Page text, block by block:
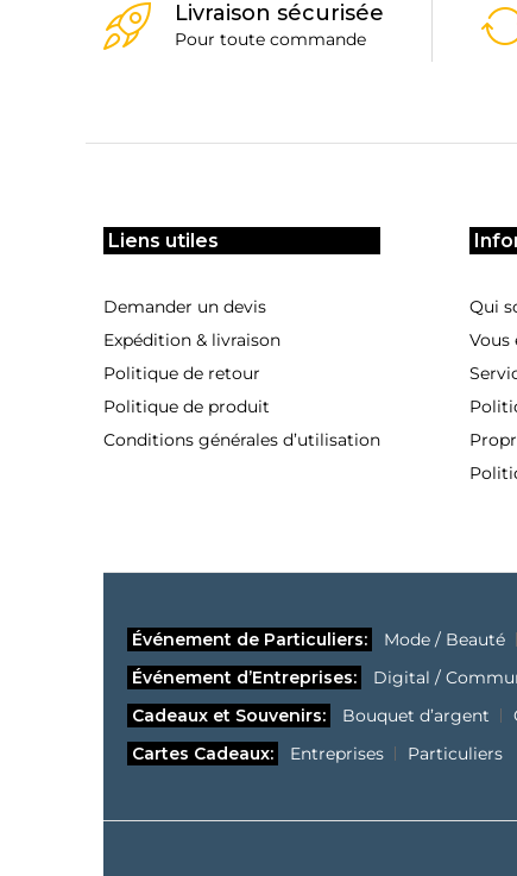
Livraison sécurisée
Pour toute commande
Liens utiles
Demander un devis
Expédition & livraison
Politique de retour
Politique de produit
Conditions générales d’utilisation
Qui
Vous
Événement de Particuliers: Mode / Beauté
Événement d’Entreprises:
Digital /
Cadeaux et Souvenirs:
Bouquet d’argent
Cartes Cadeaux:
Entreprises Particuliers